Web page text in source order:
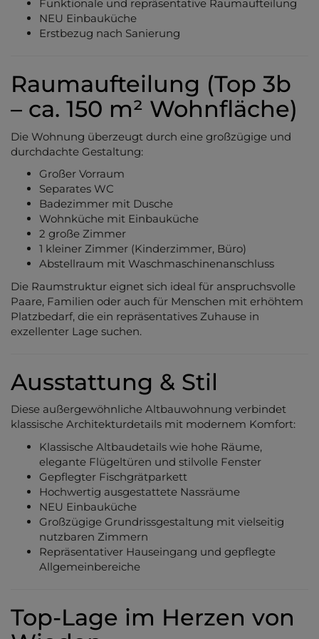
Funktionale und repräsentative Raumaufteilung
NEU Einbauküche
Erstbezug nach Sanierung
Raumaufteilung (Top 3b
– ca. 150 m² Wohnfläche)
Die Wohnung überzeugt durch eine großzügige und
durchdachte Gestaltung:
Großer Vorraum
Separates WC
Badezimmer mit Dusche
Wohnküche mit Einbauküche
2 große Zimmer
1 kleiner Zimmer (Kinderzimmer, Büro)
Abstellraum mit Waschmaschinenanschluss
Die Raumstruktur eignet sich ideal für anspruchsvolle
Paare, Familien oder auch für Menschen mit erhöhtem
Platzbedarf, die ein repräsentatives Zuhause in
exzellenter Lage suchen.
Ausstattung & Stil
Diese außergewöhnliche Altbauwohnung verbindet
klassische Architekturdetails mit modernem Komfort:
Klassische Altbaudetails wie hohe Räume,
elegante Flügeltüren und stilvolle Fenster
Gepflegter Fischgrätparkett
Hochwertig ausgestattete Nassräume
NEU Einbauküche
Großzügige Grundrissgestaltung mit vielseitig
nutzbaren Zimmern
Repräsentativer Hauseingang und gepflegte
Allgemeinbereiche
Top-Lage im Herzen von